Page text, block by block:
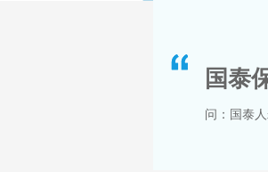
国泰
问：国泰